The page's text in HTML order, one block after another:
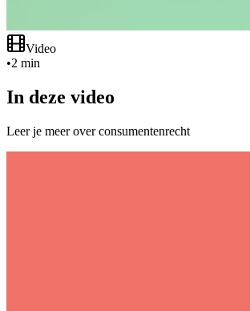
Video
•2 min
In deze video
Leer je meer over consumentenrecht